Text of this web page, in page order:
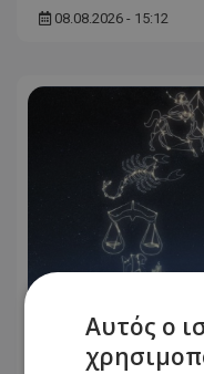
08.08.2026 - 15:12
Αυτός ο